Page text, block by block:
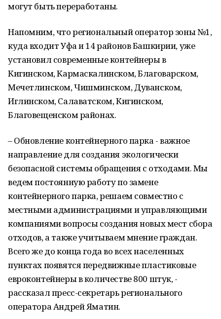
могут быть переработаны.
Напомним, что региональный оператор зоны №1,
куда входит Уфа и 14 районов Башкирии, уже
установил современные контейнеры в
Кигинском, Кармаскалинском, Благоварском,
Мечетлинском, Чишминском, Дуванском,
Иглинском, Салаватском, Кигинском,
Благовещенском районах.
– Обновление контейнерного парка - важное
направление для создания экологически
безопасной системы обращения с отходами. Мы
ведем постоянную работу по замене
контейнерного парка, решаем совместно с
местными администрациями и управляющими
компаниями вопросы создания новых мест сбора
отходов, а также учитываем мнение граждан.
Всего же до конца года во всех населенных
пунктах появятся передвижные пластиковые
евроконтейнеры в количестве 800 штук, -
рассказал пресс-секретарь регионального
оператора Андрей Яматин.